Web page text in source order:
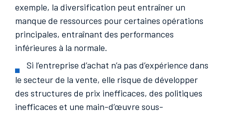
exemple, la diversification peut entraîner un
manque de ressources pour certaines opérations
principales, entraînant des performances
inférieures à la normale.
Si l’entreprise d’achat n’a pas d’expérience dans
le secteur de la vente, elle risque de développer
des structures de prix inefficaces, des politiques
inefficaces et une main-d’œuvre sous-